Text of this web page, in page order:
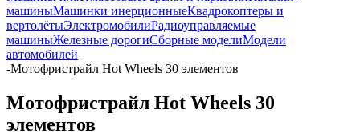
машиныМашинки инерционныеКвадрокоптеры и
вертолётыЭлектромобилиРадиоуправляемые
машиныЖелезные дорогиСборные моделиМодели
автомобилей
-Мотофристрайл Hot Wheels 30 элементов
Мотофристрайл Hot Wheels 30
элементов